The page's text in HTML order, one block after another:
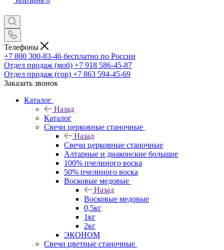
Телефоны
+7 800 300-83-46 бесплатно по России
Отдел продаж (моб) +7 918 586-45-87
Отдел продаж (гор) +7 863 594-45-69
Заказать звонок
Каталог
Назад
Каталог
Свечи церковные станочные
Назад
Свечи церковные станочные
Алтарные и диаконские большие
100% пчелиного воска
50% пчелиного воска
Восковые медовые
Назад
Восковые медовые
0,5кг
1кг
2кг
ЭКОНОМ
Свечи цветные станочные